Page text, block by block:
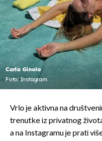
Carla Ginola
Foto: Instagram
Vrlo je aktivna na
trenutke iz privatnog
a na Instagramu je prati